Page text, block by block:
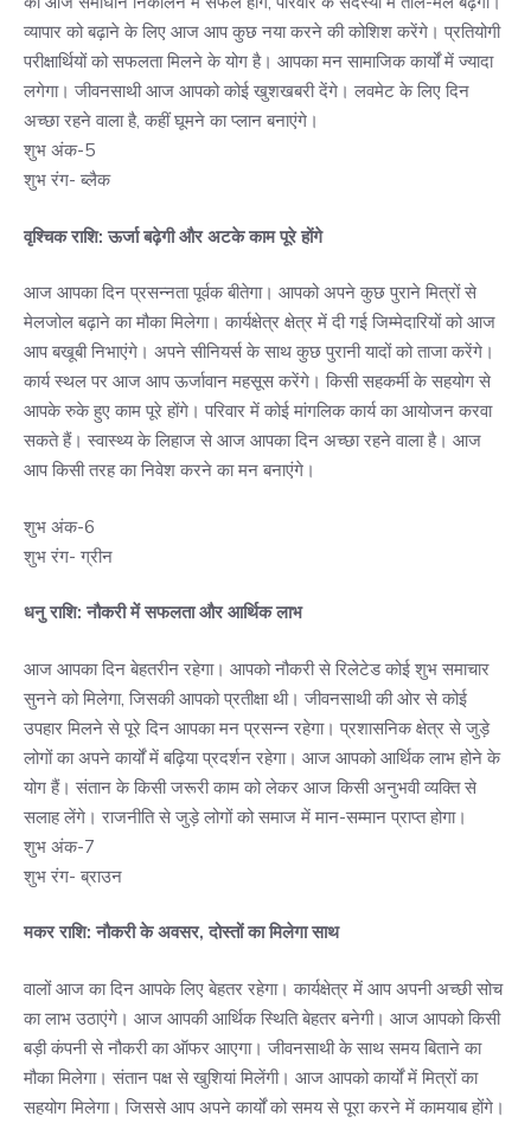
व्यापार को बढ़ाने के लिए आज आप कुछ नया करने की कोशिश करेंगे। प्रतियोगी
परीक्षार्थियों को सफलता मिलने के योग है। आपका मन सामाजिक कार्यों में ज्यादा
लगेगा। जीवनसाथी आज आपको कोई खुशखबरी देंगे। लवमेट के लिए दिन
अच्छा रहने वाला है, कहीं घूमने का प्लान बनाएंगे।
शुभ अंक-5
शुभ रंग- ब्लैक
वृश्चिक राशि: ऊर्जा बढ़ेगी और अटके काम पूरे होंगे
आज आपका दिन प्रसन्नता पूर्वक बीतेगा। आपको अपने कुछ पुराने मित्रों से
मेलजोल बढ़ाने का मौका मिलेगा। कार्यक्षेत्र क्षेत्र में दी गई जिम्मेदारियों को आज
आप बखूबी निभाएंगे। अपने सीनियर्स के साथ कुछ पुरानी यादों को ताजा करेंगे।
कार्य स्थल पर आज आप ऊर्जावान महसूस करेंगे। किसी सहकर्मी के सहयोग से
आपके रुके हुए काम पूरे होंगे। परिवार में कोई मांगलिक कार्य का आयोजन करवा
सकते हैं। स्वास्थ्य के लिहाज से आज आपका दिन अच्छा रहने वाला है। आज
आप किसी तरह का निवेश करने का मन बनाएंगे।
शुभ अंक-6
शुभ रंग- ग्रीन
धनु राशि: नौकरी में सफलता और आर्थिक लाभ
आज आपका दिन बेहतरीन रहेगा। आपको नौकरी से रिलेटेड कोई शुभ समाचार
सुनने को मिलेगा, जिसकी आपको प्रतीक्षा थी। जीवनसाथी की ओर से कोई
उपहार मिलने से पूरे दिन आपका मन प्रसन्न रहेगा। प्रशासनिक क्षेत्र से जुड़े
लोगों का अपने कार्यों में बढ़िया प्रदर्शन रहेगा। आज आपको आर्थिक लाभ होने के
योग हैं। संतान के किसी जरूरी काम को लेकर आज किसी अनुभवी व्यक्ति से
सलाह लेंगे। राजनीति से जुड़े लोगों को समाज में मान-सम्मान प्राप्त होगा।
शुभ अंक-7
शुभ रंग- ब्राउन
मकर राशि: नौकरी के अवसर, दोस्तों का मिलेगा साथ
वालों आज का दिन आपके लिए बेहतर रहेगा। कार्यक्षेत्र में आप अपनी अच्छी सोच
का लाभ उठाएंगे। आज आपकी आर्थिक स्थिति बेहतर बनेगी। आज आपको किसी
बड़ी कंपनी से नौकरी का ऑफर आएगा। जीवनसाथी के साथ समय बिताने का
मौका मिलेगा। संतान पक्ष से खुशियां मिलेंगी। आज आपको कार्यों में मित्रों का
सहयोग मिलेगा। जिससे आप अपने कार्यों को समय से पूरा करने में कामयाब होंगे।